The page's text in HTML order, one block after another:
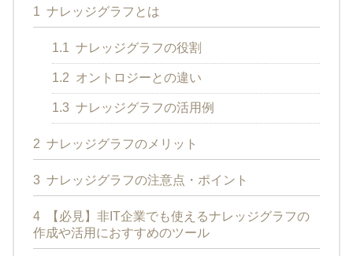
1 ナレッジグラフとは
1.1 ナレッジグラフの役割
1.2 オントロジーとの違い
1.3 ナレッジグラフの活用例
2 ナレッジグラフのメリット
3 ナレッジグラフの注意点・ポイント
4
【必見】非IT企業でも使えるナレッジグラフの
作成や活用におすすめのツール